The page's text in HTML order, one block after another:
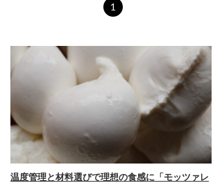
1
温度管理と材料選びで理想の食感に「モッツァレ